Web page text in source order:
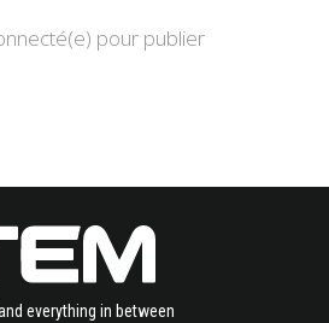
pour publier
everything in between